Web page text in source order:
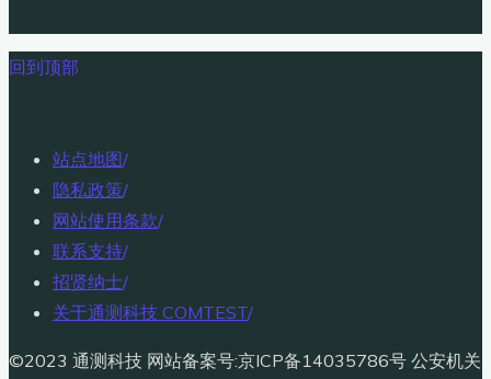
回到顶部
站点地图/
隐私政策/
网站使用条款/
联系支持/
招贤纳士/
关于通测科技 COMTEST/
©2023 通测科技 网站备案号:京ICP备14035786号 公安机关